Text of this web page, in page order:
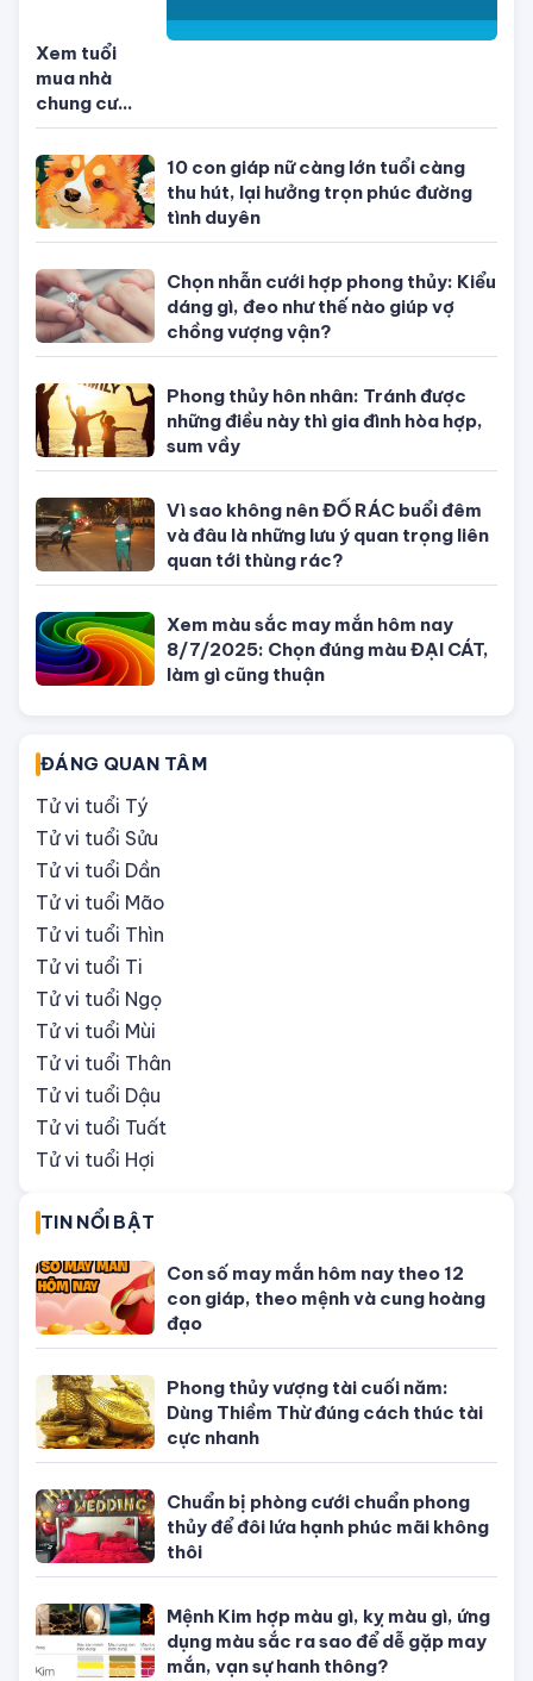
Xem tuổi
mua nhà
chung cư
nam mệnh
sinh năm
1995
10 con giáp nữ càng lớn tuổi càng
thu hút, lại hưởng trọn phúc đường
tình duyên
Chọn nhẫn cưới hợp phong thủy: Kiểu
dáng gì, đeo như thế nào giúp vợ
chồng vượng vận?
Phong thủy hôn nhân: Tránh được
những điều này thì gia đình hòa hợp,
Vì sao không nên ĐỔ RÁC buổi đêm
và đâu là những lưu ý quan trọng liên
quan tới thùng rác?
Xem màu sắc may mắn hôm nay
ĐÁNG QUAN TÂM
Tử vi tuổi Tý
Tử vi tuổi Sửu
Tử vi tuổi Dần
Tử vi tuổi Mão
Tử vi tuổi Thìn
Tử vi tuổi Ti
Tử vi tuổi Ngọ
Tử vi tuổi Mùi
Tử vi tuổi Thân
Tử vi tuổi Dậu
Tử vi tuổi Tuất
Tử vi tuổi Hợi
TIN NỔI BẬT
Con số may mắn hôm nay theo 12
con giáp, theo mệnh và cung hoàng
Phong thủy vượng tài cuối năm:
Dùng Thiềm Thừ đúng cách thúc tài
cực nhanh
Chuẩn bị phòng cưới chuẩn phong
thủy để đôi lứa hạnh phúc mãi không
thôi
Mệnh Kim hợp màu gì, kỵ màu gì, ứng